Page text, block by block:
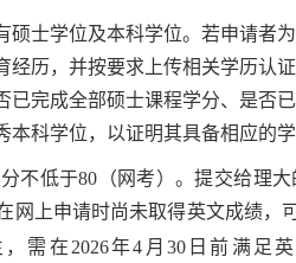
士学位及本科学位。若申请
历，并按要求上传相关学历
完成全部硕士课程学分、是否
科学位，以证明其具备相应的学
不低于80 （网考）。提交给理
网上申请时尚未取得英文成绩
需在 2026年4 月 30日前满足